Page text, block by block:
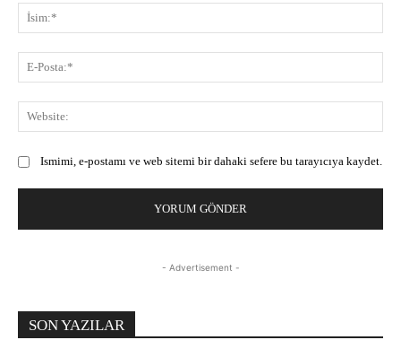
Ismimi, e-postamı ve web sitemi bir dahaki sefere bu tarayıcıya kaydet.
- Advertisement -
SON YAZILAR